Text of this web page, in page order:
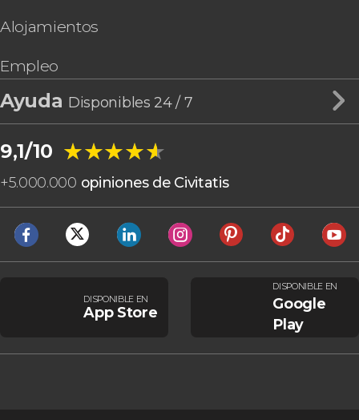
Alojamientos
Empleo
Ayuda Disponibles 24 / 7
9,1/10 ★★★★★
★★★★★
+5.000.000 opiniones de Civitatis
DISPONIBLE EN
App Store
DISPONIBLE EN
Google
Play